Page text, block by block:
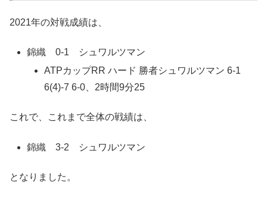
2021年の対戦成績は、
錦織 0-1 シュワルツマン
ATPカップRR ハード 勝者シュワルツマン 6-1
6(4)-7 6-0、2時間9分25
これで、これまで全体の戦績は、
錦織 3-2 シュワルツマン
となりました。